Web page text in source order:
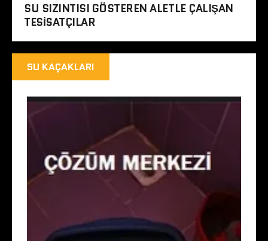
SU SIZINTISI GÖSTEREN ALETLE ÇALIŞAN
TESISATÇILAR
SU KAÇAKLARI